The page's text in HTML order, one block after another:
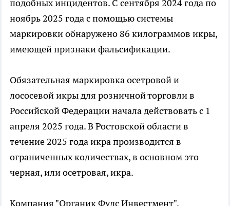
подобных инцидентов. С сентября 2024 года по
ноябрь 2025 года с помощью системы
маркировки обнаружено 86 килограммов икры,
имеющей признаки фальсификации.
Обязательная маркировка осетровой и
лососевой икры для розничной торговли в
Российской Федерации начала действовать с 1
апреля 2025 года. В Ростовской области в
течение 2025 года икра производится в
ограниченных количествах, в основном это
черная, или осетровая, икра.
Компания "Органик Фудс Инвестмент",